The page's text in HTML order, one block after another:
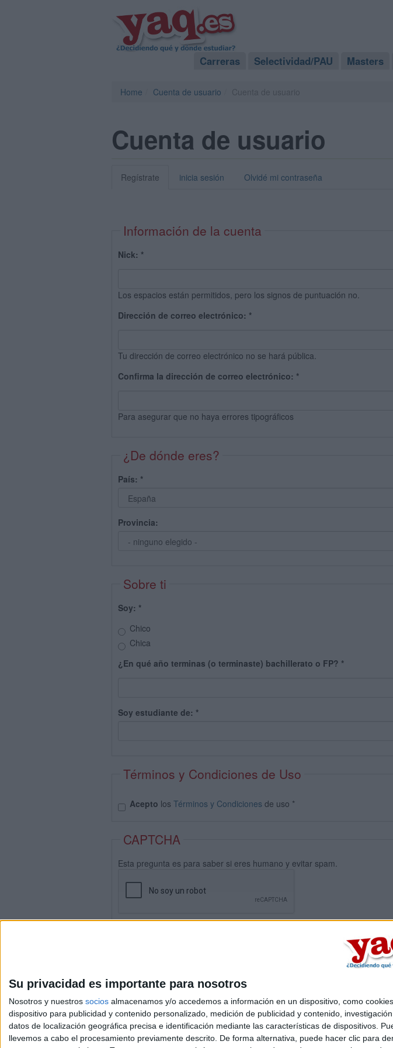
Su privacidad es importante para nosotros
Nosotros y nuestros socios almacenamos y/o accedemos a información en un dispositivo, como
dispositivo para publicidad y contenido personalizado, medición de publicidad y contenido,
datos de localización geográfica precisa e identificación mediante las características de dispositivos.
llevemos a cabo el procesamiento previamente descrito. De forma alternativa, puede hacer clic para
Carreras Selectividad/PAU Masters
Home Cuenta de usuario
Cuenta de usuario
Regístrate inicia sesión Olvidé mi contraseña
Información de la cuenta
Nick: *
Los espacios están permitidos, pero los signos de puntuación no.
Dirección de correo electrónico: *
Tu dirección de correo electrónico no se hará pública.
Confirma la dirección de correo electrónico: *
Para asegurar que no haya errores tipográficos
¿De dónde eres?
País: *
Provincia:
Sobre ti
Soy: *
Chico
Chica
¿En qué año terminas (o terminaste) bachillerato o FP? *
Soy estudiante de: *
Términos y Condiciones de Uso
Acepto los Términos y Condiciones de uso *
CAPTCHA
Esta pregunta es para saber si eres humano y evitar spam.
Quiénes somos |
Aviso legal|Politica de privacidad|